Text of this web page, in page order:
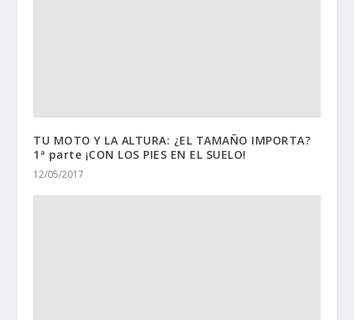
TU MOTO Y LA ALTURA: ¿EL TAMAÑO IMPORTA?
1ª parte ¡CON LOS PIES EN EL SUELO!
12/05/2017